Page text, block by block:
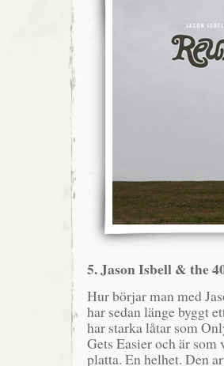
5. Jason Isbell & the
Hur börjar man med
har sedan länge byggt
har starka låtar som
Gets Easier och är
platta. En helhet. Den